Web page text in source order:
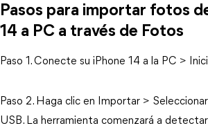
Pasos para importar fotos
14 a PC a través de Fotos
Paso 1. Conecte su iPhone 14 a la PC >
Paso 2. Haga clic en Importar >
USB. La herramienta comenzará a